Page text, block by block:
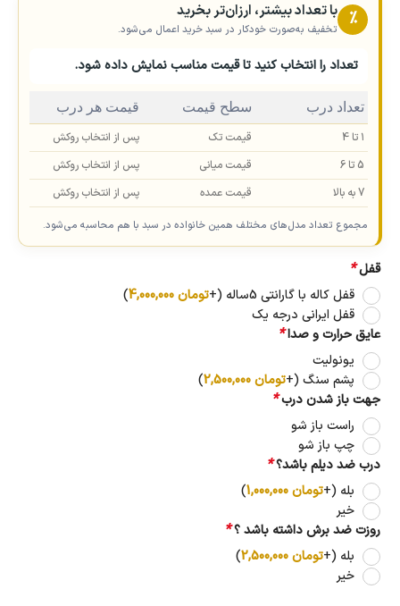
٪ با تعداد بیشتر، ارزان‌تر بخرید
تخفیف به‌صورت خودکار در سبد خرید اعمال می‌شود.
تعداد را انتخاب کنید تا قیمت مناسب نمایش داده شود.
تعداد درب سطح قیمت قیمت هر درب
۱ تا 4 قیمت تک
پس از انتخاب روکش
5 تا 6
قیمت میانی
پس از انتخاب روکش
7 به بالا
قیمت عمده پس از انتخاب روکش
مجموع تعداد مدل‌های مختلف همین خانواده در سبد با هم محاسبه می‌شود.
قفل*
قفل کاله با گارانتی 5ساله (+تومان
)
قفل ایرانی درجه یک
عایق حرارت و صدا*
یونولیت
پشم سنگ(+تومان
)
جهت باز شدن درب*
راست باز شو
چپ باز شو
درب ضد دیلم باشد؟*
بله (+تومان
)
خیر
روزت ضد برش داشته باشد ؟*
بله (+تومان
)
خیر